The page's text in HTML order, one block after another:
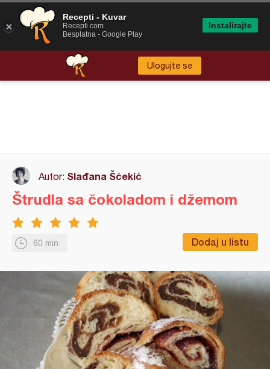
Ulogujte se
Autor: Slađana Šćekić
60 min Dodaj u listu
Štrudla sa čokoladom i džemom
Recepti - Kuvar
Recepti.com
Besplatna - Google Play
Instalirajte